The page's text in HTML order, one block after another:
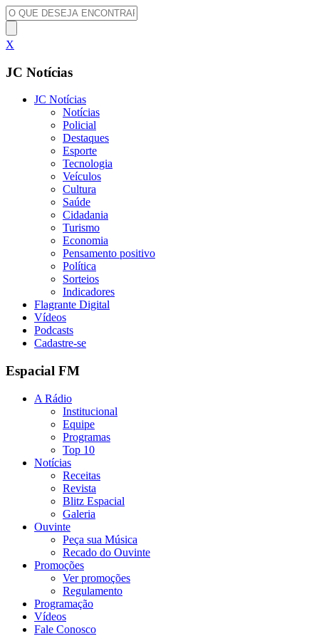
X
JC Notícias
JC Notícias
Notícias
Policial
Destaques
Esporte
Tecnologia
Veículos
Cultura
Saúde
Cidadania
Turismo
Economia
Pensamento positivo
Política
Sorteios
Indicadores
Flagrante Digital
Vídeos
Podcasts
Cadastre-se
Espacial FM
A Rádio
Institucional
Equipe
Programas
Top 10
Notícias
Receitas
Revista
Blitz Espacial
Galeria
Ouvinte
Peça sua Música
Recado do Ouvinte
Promoções
Ver promoções
Regulamento
Programação
Vídeos
Fale Conosco